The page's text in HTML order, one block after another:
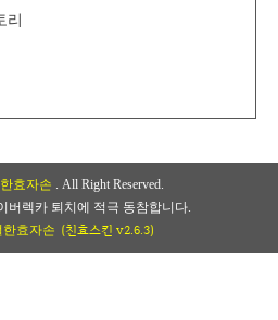
리
효자손
. All Right Reserved.
버렉카 퇴치에 적극 동참합니다.
한효자손 (친효스킨 v2.6.3)